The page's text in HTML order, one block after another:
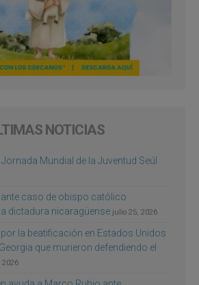
NOTICIAS
Mundial de la Juventud Seúl
caso de obispo católico
dictadura nicaragüense julio 25, 2026
la beatificación en Estados Unidos
que murieron defendiendo el
2026